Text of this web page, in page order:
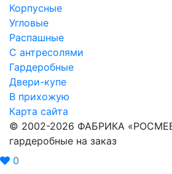
Корпусные
Угловые
Распашные
С антресолями
Гардеробные
Двери-купе
В прихожую
Карта сайта
© 2002-2026 ФАБРИКА
гардеробные на заказ
0